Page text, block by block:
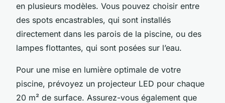
en plusieurs modèles. Vous pouvez choisir entre
des spots encastrables, qui sont installés
directement dans les parois de la piscine, ou des
lampes flottantes, qui sont posées sur l’eau.
Pour une mise en lumière optimale de votre
piscine, prévoyez un projecteur LED pour chaque
20 m² de surface. Assurez-vous également que